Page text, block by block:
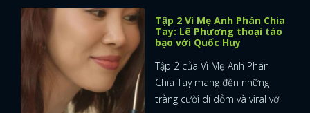
Tập 2 Vì Mẹ Anh Phán Chia
Tay: Lê Phương thoại táo
bạo với Quốc Huy
Tập 2 của Vì Mẹ Anh Phán
Chia Tay mang đến những
tràng cười dí dỏm và viral với